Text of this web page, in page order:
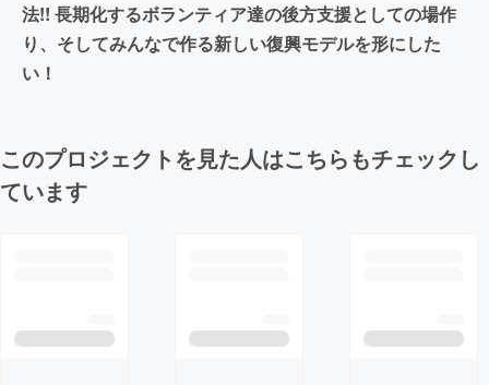
法!! 長期化するボランティア達の後方支援としての場作
り、そしてみんなで作る新しい復興モデルを形にした
い！
このプロジェクトを見た人はこちらもチェックし
ています